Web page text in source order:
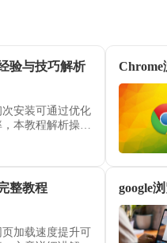
验与技巧解析
安装可通过优化
本教程解析操作
Chrome
整教程
加载速度提升可
google